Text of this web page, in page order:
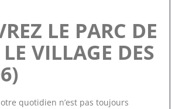
LE PARC DE
VILLAGE DES
quotidien n’est pas toujours